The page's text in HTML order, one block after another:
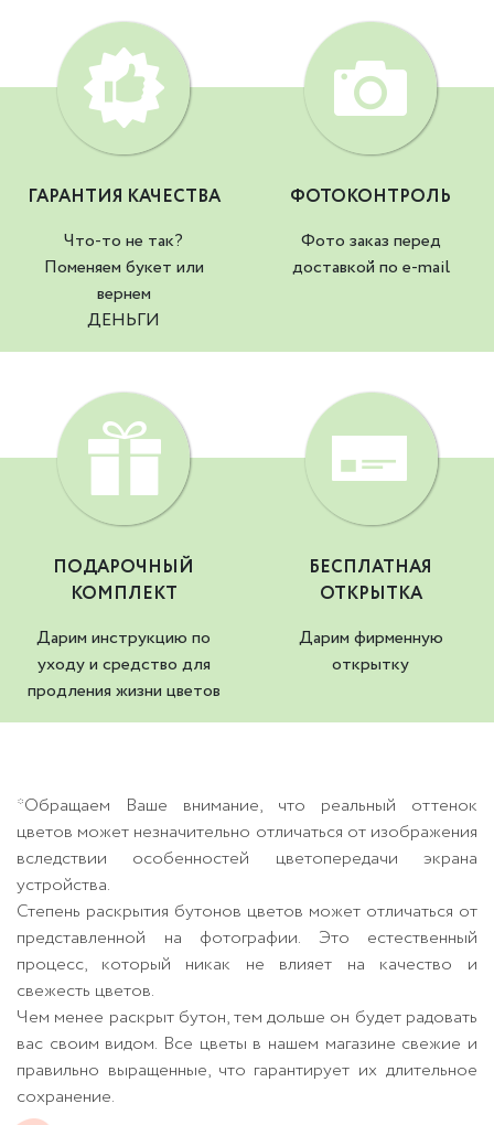
ГАРАНТИЯ КАЧЕСТВА
Что-то не так?
Поменяем букет или
вернем
ДЕНЬГИ
ФОТОКОНТРОЛЬ
Фото заказ перед
доставкой по e-mail
ПОДАРОЧНЫЙ
КОМПЛЕКТ
Дарим инструкцию по
уходу и средство для
продления жизни цветов
БЕСПЛАТНАЯ
ОТКРЫТКА
Дарим фирменную
открытку
*Обращаем Ваше внимание, что реальный оттенок
цветов может незначительно отличаться от изображения
вследствии особенностей цветопередачи экрана
устройства.
Степень раскрытия бутонов цветов может отличаться от
представленной на фотографии. Это естественный
процесс, который никак не влияет на качество и
свежесть цветов.
Чем менее раскрыт бутон, тем дольше он будет радовать
вас своим видом. Все цветы в нашем магазине свежие и
правильно выращенные, что гарантирует их длительное
сохранение.